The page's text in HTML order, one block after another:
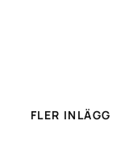
FLER INLÄGG